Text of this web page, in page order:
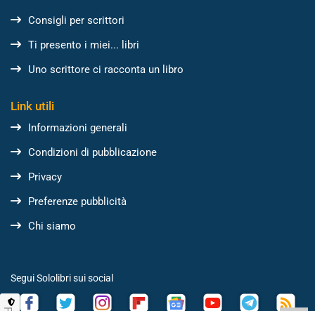
Consigli per scrittori
Ti presento i miei... libri
Uno scrittore ci racconta un libro
Link utili
Informazioni generali
Condizioni di pubblicazione
Privacy
Preferenze pubblicità
Chi siamo
Segui Sololibri sui social